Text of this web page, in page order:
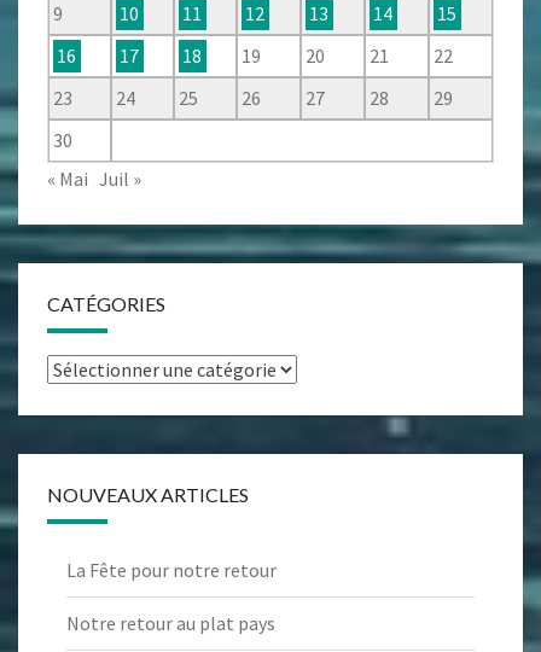
9
10 11 12 13 14
15
16
17 18 19 20 21
22
23
24 25 26 27 28
29
30
« Mai Juil »
CATÉGORIES
Catégories
NOUVEAUX ARTICLES
La Fête pour notre retour
Notre retour au plat pays